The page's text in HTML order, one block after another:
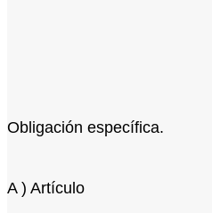
Obligación específica.
A ) Artículo